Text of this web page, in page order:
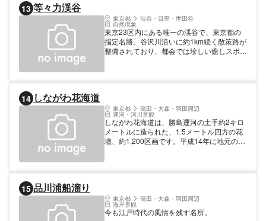
照明によるライトアップは月ごとに異なる日
本の伝統色がメインカラーに用いられる。
13 等々力渓谷
東京都 渋谷・目黒・世田谷
自然現象
東京23区内にある唯一の渓谷で、東京都の
指定名勝。谷沢川沿いに約1km続く散策路が
整備されており、都会では珍しい癒しスポッ
雰囲気を醸し出す「不動の滝」や「等々力不
動尊」といった見どころも多く存在。
14 しながわ花海道
東京都 蒲田・大森・羽田周辺
運河・河川景観
しながわ花海道は、勝島運河の土手約2キロ
メートルに造られた、1.5メートル四方の花
壇、約1,200区画です。平成14年に地元の立
スの花を咲かせて、訪れる人々を楽しませて
います。
15 品川浦船溜り
東京都 蒲田・大森・羽田周辺
海岸景観
今も江戸時代の風情を残す名所。